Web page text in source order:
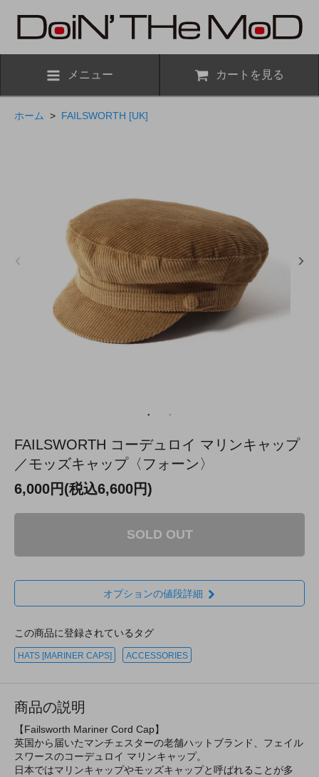
メニュー カートを見る
ホーム > FAILSWORTH [UK]
FAILSWORTH コーデュロイ マリンキャップ
／モッズキャップ〈フォーン〉
6,000円(税込6,600円)
SOLD OUT
オプションの値段詳細
この商品に登録されているタグ
HATS [MARINER CAPS] ACCESSORIES
商品の説明
【Failsworth Mariner Cord Cap】
英国から届いたマンチェスターの老舗ハットブランド、フェイル
スワースのコーデュロイ マリンキャップ。
日本ではマリンキャップやモッズキャップと呼ばれることが多